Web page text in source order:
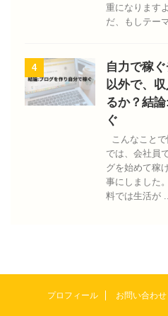
重になります
だ、もしテー
4
自力で稼
以外で、
るか？結
ぐ
こんなこと
では、会社員
グを始めて稼
事にしました
料では生活が
プロフィール お問い合わせ